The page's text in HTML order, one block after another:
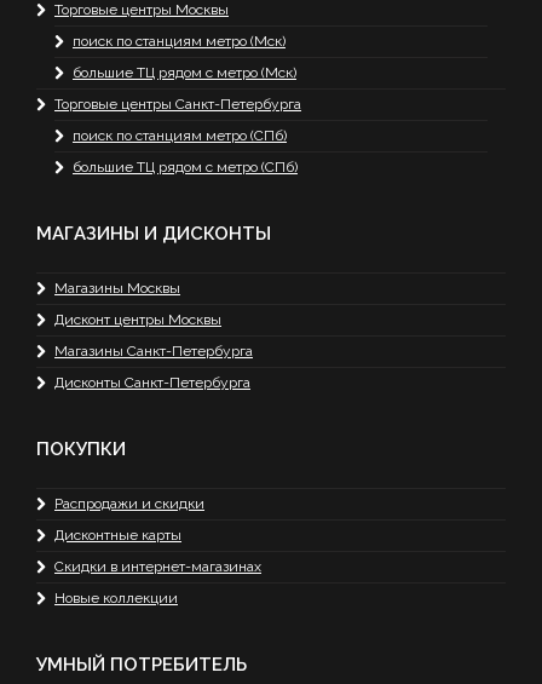
Торговые центры Москвы
поиск по станциям метро (Мск)
большие ТЦ рядом с метро (Мск)
Торговые центры Санкт-Петербурга
поиск по станциям метро (СПб)
большие ТЦ рядом с метро (СПб)
МАГАЗИНЫ И ДИСКОНТЫ
Магазины Москвы
Дисконт центры Москвы
Магазины Санкт-Петербурга
Дисконты Санкт-Петербурга
ПОКУПКИ
Распродажи и скидки
Дисконтные карты
Скидки в интернет-магазинах
Новые коллекции
УМНЫЙ ПОТРЕБИТЕЛЬ